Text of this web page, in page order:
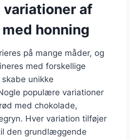
variationer af
honning
på mange måder, og
med forskellige
unikke
populære variationer
med chokolade,
Hver variation tilføjer
den grundlæggende